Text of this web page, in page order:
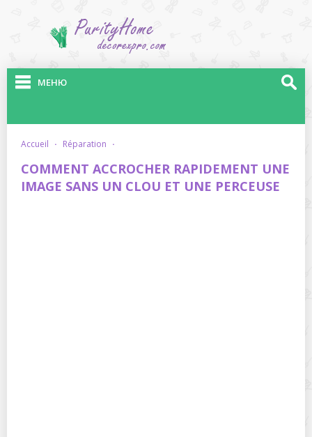
МЕНЮ
accueil · réparation ·
COMMENT ACCROCHER RAPIDEMENT UNE
IMAGE SANS UN CLOU ET UNE PERCEUSE